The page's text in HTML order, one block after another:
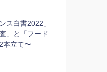
ス白書2022」
」と「フード
本⽴て〜